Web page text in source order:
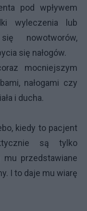
pod wpływem
wyleczenia lub
nowotworów,
się nałogów.
mocniejszym
nałogami czy
i ducha.
kiedy to pacjent
są tylko
przedstawiane
I to daje mu wiarę